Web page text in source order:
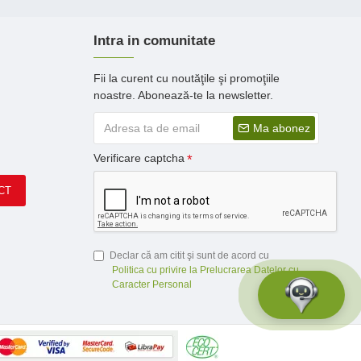
Intra in comunitate
Fii la curent cu noutăţile şi promoţiile
noastre. Abonează-te la newsletter.
Ma abonez
Verificare captcha
Declar că am citit şi sunt de acord cu
Politica cu privire la Prelucrarea Datelor cu
Caracter Personal